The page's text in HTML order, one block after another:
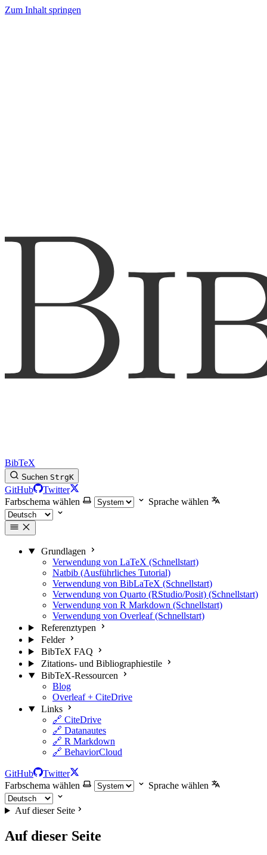
Zum Inhalt springen
BibTeX
Suchen StrgK
GitHub
Twitter
Farbschema wählen
Sprache wählen
Grundlagen
Verwendung von LaTeX (Schnellstart)
Natbib (Ausführliches Tutorial)
Verwendung von BibLaTeX (Schnellstart)
Verwendung von Quarto (RStudio/Posit) (Schnellstart)
Verwendung von R Markdown (Schnellstart)
Verwendung von Overleaf (Schnellstart)
Referenztypen
Felder
BibTeX FAQ
Zitations- und Bibliographiestile
BibTeX-Ressourcen
Blog
Overleaf + CiteDrive
Links
🔗 CiteDrive
🔗 Datanautes
🔗 R Markdown
🔗 BehaviorCloud
GitHub
Twitter
Farbschema wählen
Sprache wählen
Auf dieser Seite
Auf dieser Seite